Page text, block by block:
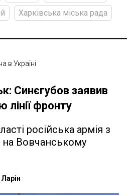
Харківська міська рада
в Україні
Синєгубов заявив
лінії фронту
російська армія з
на Вовчанському